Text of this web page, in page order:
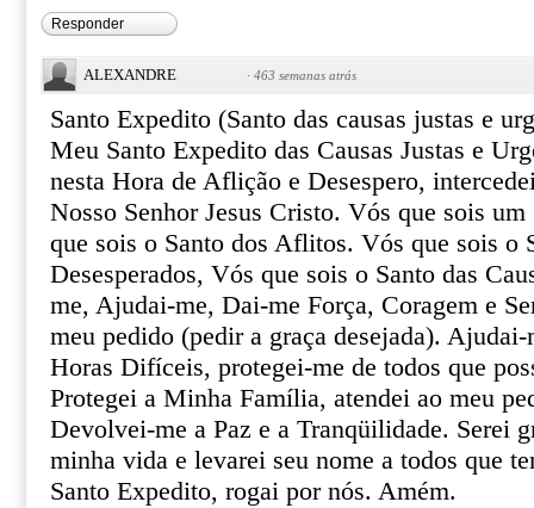
Responder
ALEXANDRE · 463 semanas atrás
Santo Expedito (Santo das causas justas e
Meu Santo Expedito das Causas Justas e
nesta Hora de Aflição e Desespero,
Nosso Senhor Jesus Cristo. Vós que sois
que sois o Santo dos Aflitos. Vós que sois o
Desesperados, Vós que sois o Santo das
me, Ajudai-me, Dai-me Força, Coragem e
meu pedido (pedir a graça desejada). Ajudai-
Horas Difíceis, protegei-me de todos que
Protegei a Minha Família, atendei ao meu
Devolvei-me a Paz e a Tranqüilidade. Serei
minha vida e levarei seu nome a todos que
Santo Expedito, rogai por nós. Amém.